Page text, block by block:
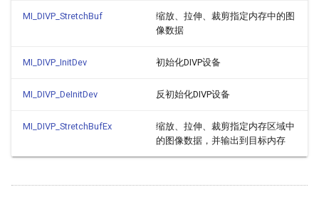
MI_DIVP_StretchBuf
缩放、拉伸、裁剪指定内存中的图
像数据
MI_DIVP_InitDev 初始化DIVP设备
MI_DIVP_DeInitDev 反初始化DIVP设备
MI_DIVP_StretchBufEx
缩放、拉伸、裁剪指定内存区域中
的图像数据，并输出到目标内存